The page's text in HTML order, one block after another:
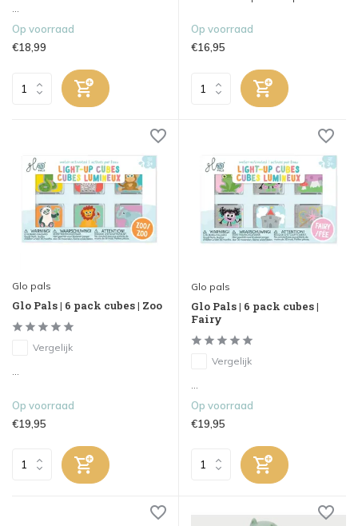
...
Op voorraad
€18,99
Op voorraad
€16,95
Glo pals
Glo Pals | 6 pack cubes | Zoo
Vergelijk
Op voorraad
€19,95
Glo pals
Glo Pals | 6 pack cubes |
Fairy
Vergelijk
Op voorraad
€19,95